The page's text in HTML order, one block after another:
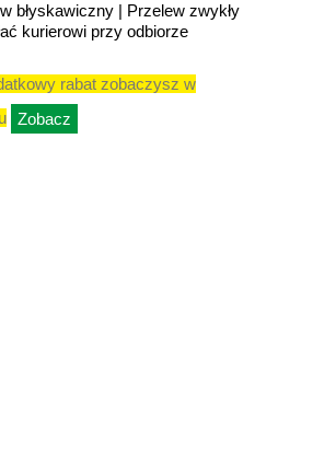
błyskawiczny | Przelew zwykły
kurierowi przy odbiorze
rabat zobaczysz w
Zobacz